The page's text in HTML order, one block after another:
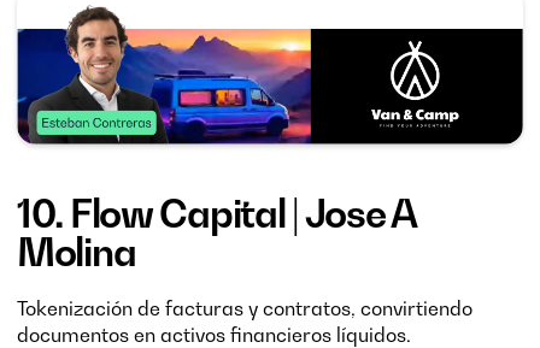
10. Flow Capital| Jose A
Molina
Tokenización de facturas y contratos, convirtiendo
documentos en activos financieros líquidos.